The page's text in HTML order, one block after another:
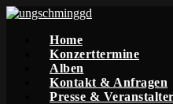
Home
Konzerttermine
Alben
Kontakt & Anfragen
Presse & Veranstalter